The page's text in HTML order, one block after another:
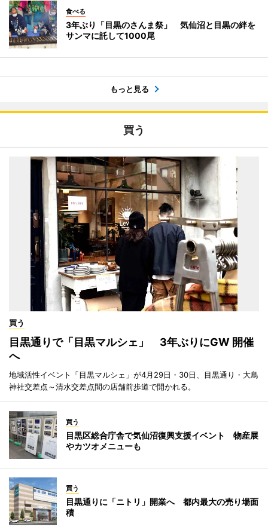
食べる
3年ぶり「目黒のさんま祭」 気仙沼と目黒の絆を
サンマに託して1000尾
もっと見る
買う
買う
目黒通りで「目黒マルシェ」 3年ぶりにGW 開催
へ
地域活性イベント「目黒マルシェ」が4月29日・30日、目黒通り・大鳥
神社交差点～清水交差点間の店舗前歩道で開かれる。
買う
目黒区総合庁舎で気仙沼復興支援イベント 物産展
やカツオメニューも
買う
目黒通りに「ニトリ」開業へ 都内最大の売り場面
積